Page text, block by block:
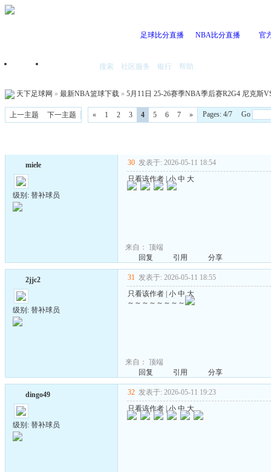
足球比分直播 NBA比分直播 官
首页 搜索 社区服务 银行 帮助
天下足球网 » 最新NBA篮球下载 » 5月11日 25-26赛季NBA季后赛R2G4 尼克斯
上一主题 下一主题 « 1 2 3 4 5 6 7 » Pages: 4/7 Go
miele
级别: 替补球员
30 发表于: 2026-05-11 18:54
只看该作者 |小 中 大
来自： 顶端
回复
引用 分享
2jjc2
级别: 替补球员
31 发表于: 2026-05-11 18:55
只看该作者 小 中 大
～～～～～～～～
来自： 顶端
回复
引用 分享
dingo49
级别: 替补球员
32 发表于: 2026-05-11 19:23
只看该作者 |小 中 大